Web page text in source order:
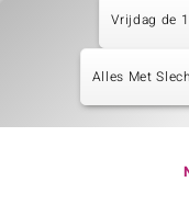
Vrijdag de
Alles Met